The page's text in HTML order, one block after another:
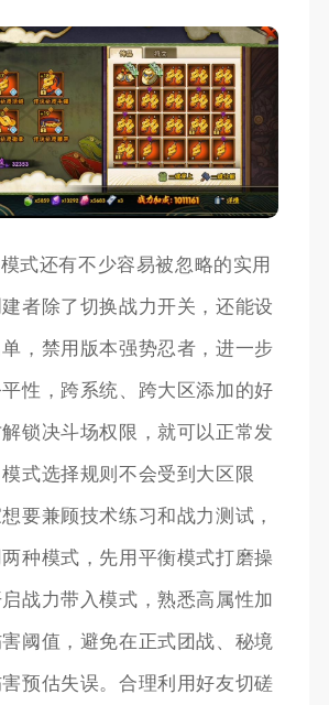
式还有不少容易被忽略的实用
者除了切换战力开关，还能设
，禁用版本强势忍者，进一步
性，跨系统、跨大区添加的好
锁决斗场权限，就可以正常发
式选择规则不会受到大区限
要兼顾技术练习和战力测试，
种模式，先用平衡模式打磨操
战力带入模式，熟悉高属性加
阈值，避免在正式团战、秘境
预估失误。合理利用好友切磋